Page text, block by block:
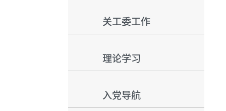
关工委工作
理论学习
入党导航